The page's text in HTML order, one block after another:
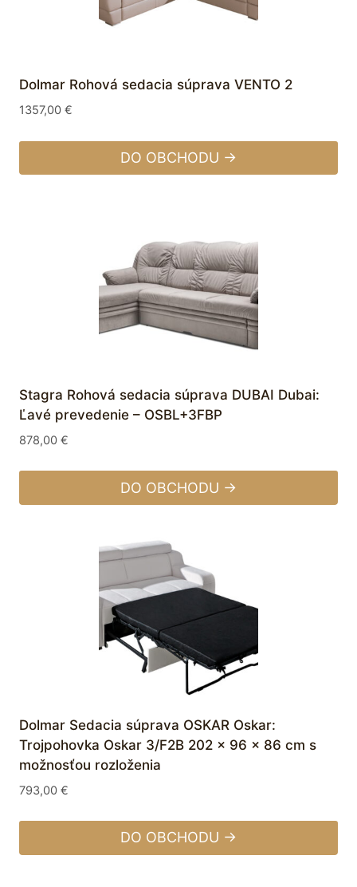
Dolmar Rohová sedacia súprava VENTO 2
1357,00 €
DO OBCHODU →
Stagra Rohová sedacia súprava DUBAI Dubai:
Ľavé prevedenie – OSBL+3FBP
878,00 €
DO OBCHODU →
Dolmar Sedacia súprava OSKAR Oskar:
Trojpohovka Oskar 3/F2B 202 x 96 x 86 cm s
možnosťou rozloženia
793,00 €
DO OBCHODU →